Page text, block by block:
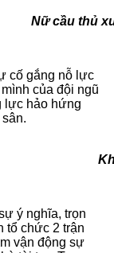
nhất
cố gắng nỗ lực
của đội ngũ
lực hảo hứng
dõi
ý nghĩa, trọn
tổ chức 2 trận
vận động sự